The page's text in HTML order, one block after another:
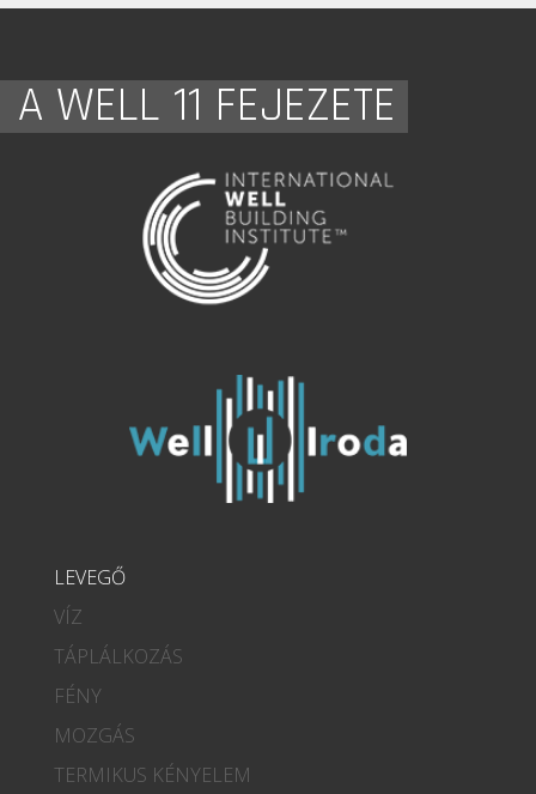
A WELL 11 FEJEZETE
LEVEGŐ
VÍZ
TÁPLÁLKOZÁS
FÉNY
MOZGÁS
TERMIKUS KÉNYELEM